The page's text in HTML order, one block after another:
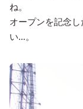
ね。
オープンを記念
い…。